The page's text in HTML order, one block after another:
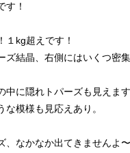
す！
１kg超えです！
ズ結晶、右側にはいくつ密
中に隠れトパーズも見えます
模様も見応えあり。
、なかなか出てきませんよ〜